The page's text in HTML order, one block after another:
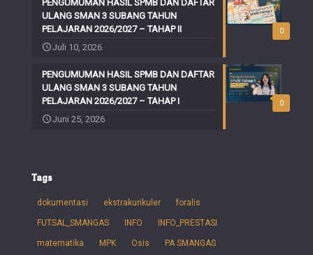
0
PENGUMUMAN HASIL SPMB DAN DAFTAR
ULANG SMAN 3 SUBANG TAHUN
PELAJARAN 2026/2027 – TAHAP II
Juli 10, 2026
0
PENGUMUMAN HASIL SPMB DAN DAFTAR
ULANG SMAN 3 SUBANG TAHUN
PELAJARAN 2026/2027 – TAHAP I
Juni 25, 2026
Tags
dokumentasi ekstrakurikuler foralis
FUTSAL_SMANGAS INFO INFO_PRESTASI
matematika MPK Osis PA SMANGAS